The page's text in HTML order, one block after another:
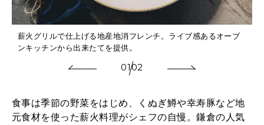
薪火グリルで仕上げる地産地消フレンチ。ライブ感あるオーブ
ンキッチンから出来たてを提供。
0102
食事は季節の野菜をはじめ、くぬぎ鱒や幸寿豚など地
元食材を使った薪火料理がシェフの自慢。鎌倉の人気